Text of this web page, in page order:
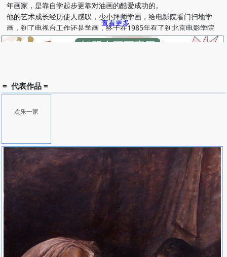
年画家，是靠自学起步更靠对油画的酷爱成功的。
他的艺术成长经历使人感叹，少小拜师学画，给电影院看门扫地学
画，到了电视台工作还是学画，终于在1985年有了到北京电影学院
美术系进修电视美术设计的机会。当时，他的油画已在不断的自学中
为了油画而放弃了“铁饭碗”， 成为所谓在北京的“盲流画家”之一。如
饥似渴的学习，疯狂如颠的创作，凭头脑靠力气赚钱求生存，构成了
1988年以后，中国大陆十多家国家级报刊杂志，如《美术》、《中
八十九个子孙的藏族长老》，成了德文版中国杂志《桥》创刊号封面
作品，受到极好的评价，也使他的画作受到更多人的重视。
于是北京音乐厅画廊、长富宫画廊、国际艺苑画廊，天伦一朝画廊、
燕莎画廊等纷纷邀请刘亚明作品陈列。有名的北京艺森画廊还在古色
古香的德胜门城楼为刘亚明举办作品展，在古典与现代交融的艺术氛
围中，更使人感受到刘亚明油画对视觉的感召力和对心灵的冲击力。
他以冷峻的色彩与用光，继承以伦勃朗为代表的绘画传统，寻求完整
而纯净的古典之美。而在新世纪的阳光下北京日趋现代的环境里，他
的油画从线条到整体都漾溢着现代魅力，难怪有那么多观众在他的
《城》、《化装》、《戴黑帽的奶奶》、《绿绸子》、《阿支的舞
查看更多
= 代表作品 =
欢乐一家